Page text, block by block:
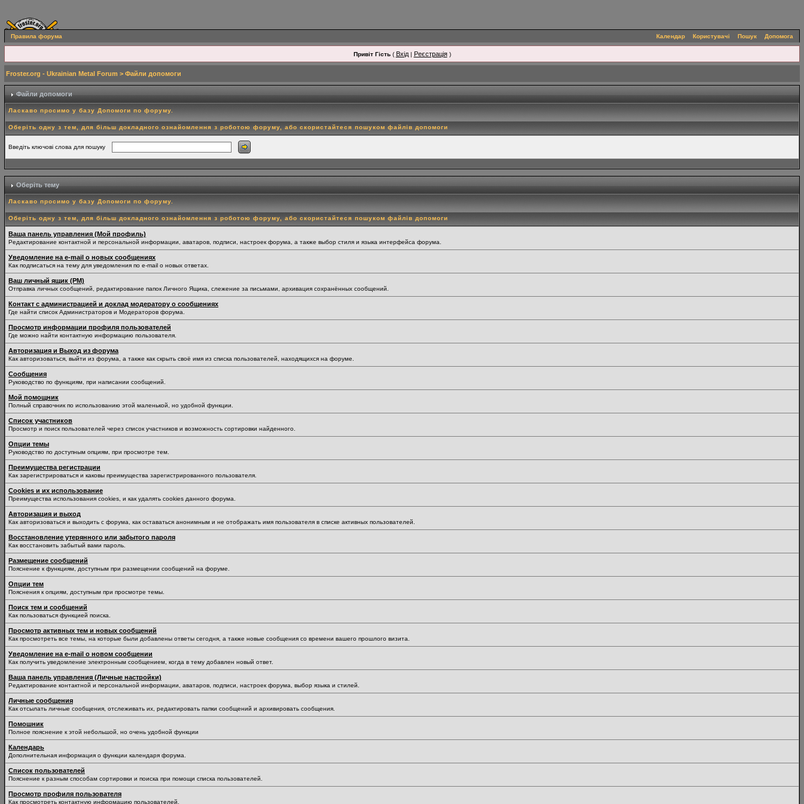
Правила форума Календар Користувачі Пошук Допомога
Привіт Гість( Вхід| Реєстрація)
Froster.org - Ukrainian Metal Forum > Файли допомоги
Файли допомоги
Ласкаво просимо у базу Допомоги по форуму.
Оберіть одну з тем, для більш докладного ознайомлення з роботою форуму, або скористайтеся пошуком файлів допомоги
Введіть ключові слова для пошуку
Оберіть тему
Ласкаво просимо у базу Допомоги по форуму.
Оберіть одну з тем, для більш докладного ознайомлення з роботою форуму, або скористайтеся пошуком файлів допомоги
Ваша панель управления (Мой профиль)
Редактирование контактной и персональной информации, аватаров, подписи, настроек форума, а также выбор стиля и языка интерфейса форума.
Уведомление на e-mail о новых сообщениях
Как подписаться на тему для уведомления по e-mail о новых ответах.
Ваш личный ящик (PM)
Отправка личных сообщений, редактирование папок Личного Ящика, слежение за письмами, архивация сохранённых сообщений.
Контакт с администрацией и доклад модератору о сообщениях
Где найти список Администраторов и Модераторов форума.
Просмотр информации профиля пользователей
Где можно найти контактную информацию пользователя.
Авторизация и Выход из форума
Как авторизоваться, выйти из форума, а также как скрыть своё имя из списка пользователей, находящихся на форуме.
Сообщения
Руководство по функциям, при написании сообщений.
Мой помощник
Полный справочник по использованию этой маленькой, но удобной функции.
Список участников
Просмотр и поиск пользователей через список участников и возможность сортировки найденного.
Опции темы
Руководство по доступным опциям, при просмотре тем.
Преимущества регистрации
Как зарегистрироваться и каковы преимущества зарегистрированного пользователя.
Cookies и их использование
Преимущества использования cookies, и как удалять cookies данного форума.
Авторизация и выход
Как авторизоваться и выходить с форума, как оставаться анонимным и не отображать имя пользователя в списке активных пользователей.
Восстановление утерянного или забытого пароля
Как восстановить забытый вами пароль.
Размещение сообщений
Пояснение к функциям, доступным при размещении сообщений на форуме.
Опции тем
Пояснения к опциям, доступным при просмотре темы.
Поиск тем и сообщений
Как пользоваться функцией поиска.
Просмотр активных тем и новых сообщений
Как просмотреть все темы, на которые были добавлены ответы сегодня, а также новые сообщения со времени вашего прошлого визита.
Уведомление на е-mail о новом сообщении
Как получить уведомление электронным сообщением, когда в тему добавлен новый ответ.
Ваша панель управления (Личные настройки)
Редактирование контактной и персональной информации, аватаров, подписи, настроек форума, выбор языка и стилей.
Личные сообщения
Как отсылать личные сообщения, отслеживать их, редактировать папки сообщений и архивировать сообщения.
Помошник
Полное пояснение к этой небольшой, но очень удобной функции
Календарь
Дополнительная информация о функции календаря форума.
Список пользователей
Пояснение к разным способам сортировки и поиска при помощи списка пользователей.
Просмотр профиля пользователя
Как просмотреть контактную информацию пользователей.